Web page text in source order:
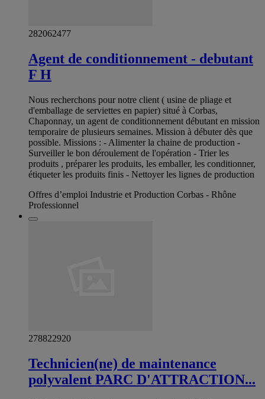
282062477
Agent de conditionnement - debutant
F H
Nous recherchons pour notre client ( usine de pliage et
d'emballage de serviettes en papier) situé à Corbas,
Chaponnay, un agent de conditionnement débutant en mission
temporaire de plusieurs semaines. Mission à débuter dès que
possible. Missions : - Alimenter la chaine de production -
Surveiller le bon déroulement de l'opération - Trier les
produits , préparer les produits, les emballer, les conditionner,
étiqueter les produits finis - Nettoyer les lignes de production
Offres d’emploi Industrie et Production Corbas - Rhône
Professionnel
278822920
Technicien(ne) de maintenance
polyvalent PARC D'ATTRACTION...